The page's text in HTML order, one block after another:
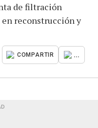
de filtración
reconstrucción y
COMPARTIR ...